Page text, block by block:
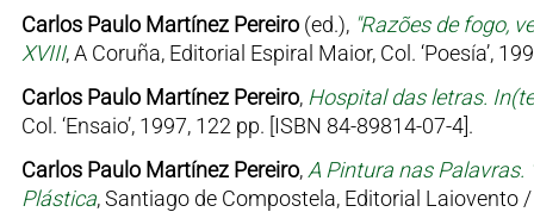
Carlos Paulo Martínez Pereiro(ed.), "Razões de fogo,
XVIII, A Coruña, Editorial Espiral Maior, Col. ‘Poesía’,
Carlos Paulo Martínez Pereiro, Hospital das letras.
Col. ‘Ensaio’, 1997, 122 pp. [ISBN 84-89814-07-4].
Carlos Paulo Martínez Pereiro, A Pintura nas Palavras.
Plástica, Santiago de Compostela, Editorial Laiovento /